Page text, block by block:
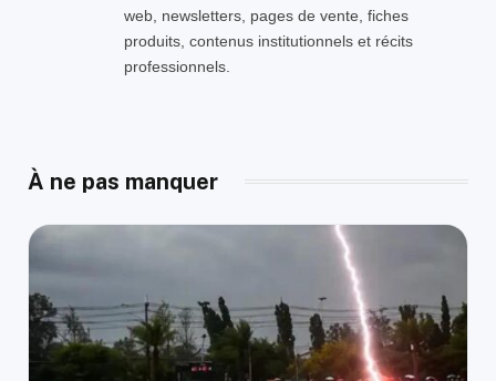
web, newsletters, pages de vente, fiches
produits, contenus institutionnels et récits
professionnels.
À ne pas manquer